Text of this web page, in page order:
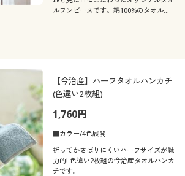
ルワンピースです。綿100%のタオル地
【今治産】ハーフタオルハンカチ
(色違い2枚組)
1,760円
■カラー/4色展開
折ってかさばりにくいハーフサイズが魅
力的! 色違い2枚組の今治産タオルハンカ
チです。